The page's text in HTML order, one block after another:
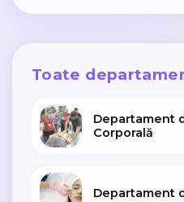
Toate
Departament
Corporală
Departament